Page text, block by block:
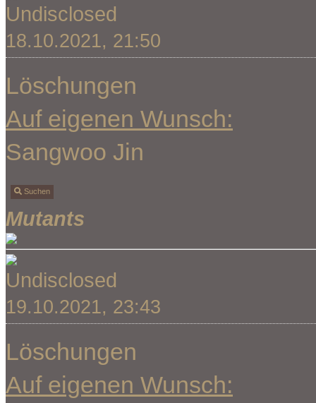
Undisclosed
18.10.2021, 21:50
Löschungen
Auf eigenen Wunsch:
Sangwoo Jin
Suchen
Mutants
Undisclosed
19.10.2021, 23:43
Löschungen
Auf eigenen Wunsch: